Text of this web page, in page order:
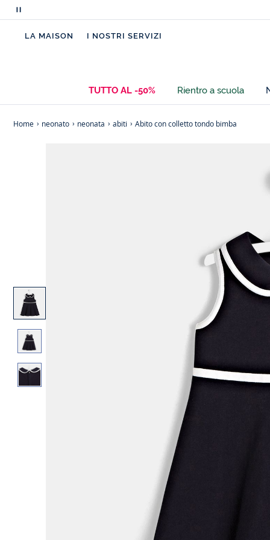
Metti
pausa
LA MAISON I NOSTRI SERVIZI
TUTTO AL -50% Rientro a scuola
Home neonato neonata abiti Abito con colletto tondo bimba